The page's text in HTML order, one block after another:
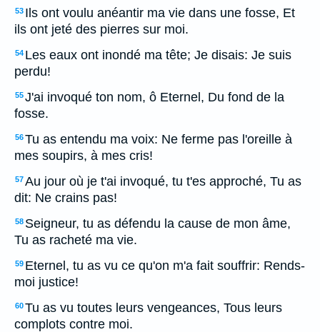
53 Ils ont voulu anéantir ma vie dans une fosse, Et
ils ont jeté des pierres sur moi.
54 Les eaux ont inondé ma tête; Je disais: Je suis
perdu!
55J'ai invoqué ton nom, ô Eternel, Du fond de la
fosse.
56Tu as entendu ma voix: Ne ferme pas l'oreille à
mes soupirs, à mes cris!
57Au jour où je t'ai invoqué, tu t'es approché, Tu as
dit: Ne crains pas!
58 Seigneur, tu as défendu la cause de mon âme,
Tu as racheté ma vie.
59 Eternel, tu as vu ce qu'on m'a fait souffrir: Rends-
moi justice!
60Tu as vu toutes leurs vengeances, Tous leurs
complots contre moi.